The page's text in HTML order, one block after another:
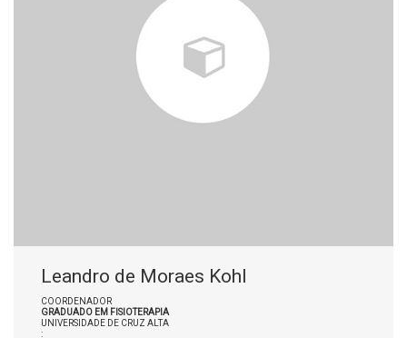
Leandro de Moraes Kohl
COORDENADOR
GRADUADO EM FISIOTERAPIA
UNIVERSIDADE DE CRUZ ALTA
: